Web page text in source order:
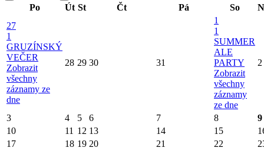
Po
Út St Čt Pá So
27
1
GRUZÍNSKÝ
VEČER
Zobrazit
všechny
záznamy ze
dne
28 29 30 31
1
1
SUMMER
ALE
PARTY
Zobrazit
všechny
záznamy
ze dne
2
3 4 5 6 7 8
9
10
11 12 13 14 15
17
18 19 20 21 22